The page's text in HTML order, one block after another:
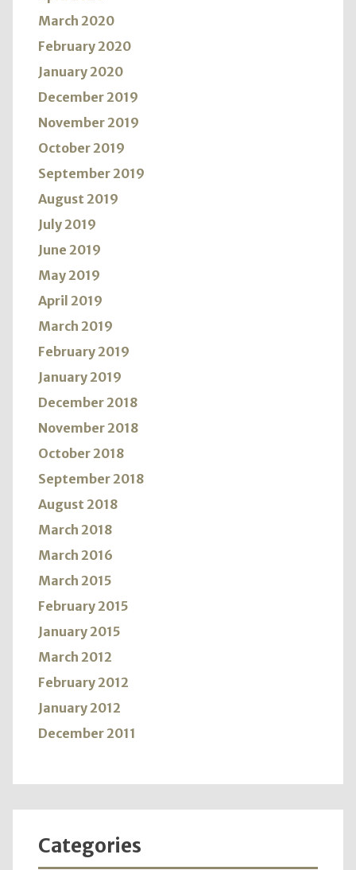
March 2020
February 2020
January 2020
December 2019
November 2019
October 2019
September 2019
August 2019
July 2019
June 2019
May 2019
April 2019
March 2019
February 2019
January 2019
December 2018
November 2018
October 2018
September 2018
August 2018
March 2018
March 2016
March 2015
February 2015
January 2015
March 2012
February 2012
January 2012
December 2011
Categories